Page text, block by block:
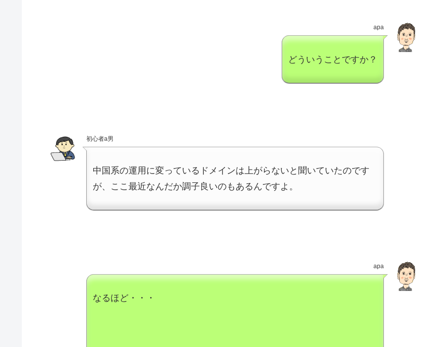
apa
どういうことですか？
初心者a男
中国系の運用に変っているドメインは上がらないと聞いていたのです
が、ここ最近なんだか調子良いのもあるんですよ。
apa
なるほど・・・